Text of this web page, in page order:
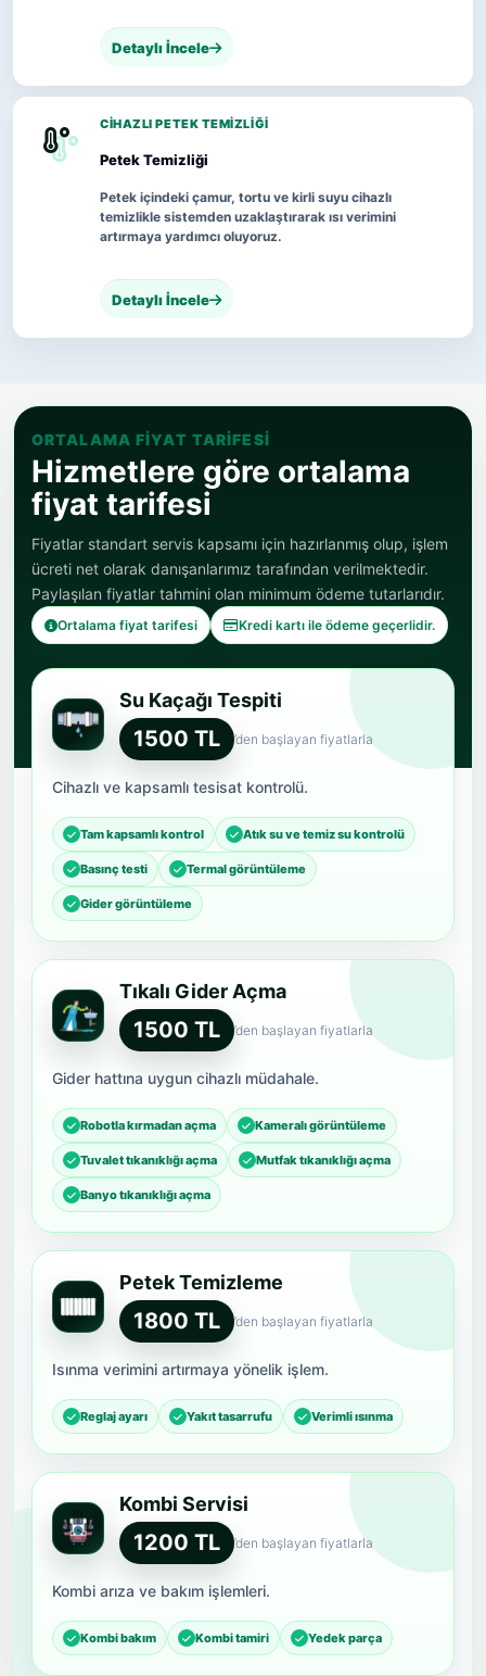
Detaylı İncele
CIHAZLI PETEK TEMIZLIĞI
Petek Temizliği
Petek içindeki çamur, tortu ve kirli suyu cihazlı
temizlikle sistemden uzaklaştırarak ısı verimini
artırmaya yardımcı oluyoruz.
Detaylı İncele
ORTALAMA FIYAT TARIFESI
Hizmetlere göre ortalama
fiyat tarifesi
Fiyatlar standart servis kapsamı için hazırlanmış olup, işlem
ücreti net olarak danışanlarımız tarafından verilmektedir.
Paylaşılan fiyatlar tahmini olan minimum ödeme tutarlarıdır.
Ortalama fiyat tarifesi Kredi kartı ile ödeme geçerlidir.
Su Kaçağı Tespiti
1500 TL ’den başlayan fiyatlarla
Cihazlı ve kapsamlı tesisat kontrolü.
Tam kapsamlı kontrol Atık su ve temiz su kontrolü
Basınç testi Termal görüntüleme
Gider görüntüleme
Tıkalı Gider Açma
1500 TL ’den başlayan fiyatlarla
Gider hattına uygun cihazlı müdahale.
Robotla kırmadan açma Kameralı görüntüleme
Tuvalet tıkanıklığı açma Mutfak tıkanıklığı açma
Banyo tıkanıklığı açma
Petek Temizleme
1800 TL ’den başlayan fiyatlarla
Isınma verimini artırmaya yönelik işlem.
Reglaj ayarı Yakıt tasarrufu Verimli ısınma
Kombi Servisi
1200 TL ’den başlayan fiyatlarla
Kombi arıza ve bakım işlemleri.
Kombi bakım Kombi tamiri Yedek parça